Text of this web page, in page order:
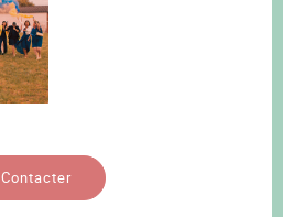
Contacter